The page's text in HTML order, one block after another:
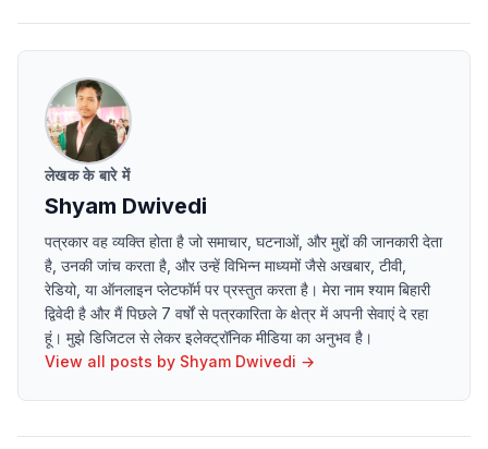
लेखक के बारे में
Shyam Dwivedi
पत्रकार वह व्यक्ति होता है जो समाचार, घटनाओं, और मुद्दों की जानकारी देता
है, उनकी जांच करता है, और उन्हें विभिन्न माध्यमों जैसे अखबार, टीवी,
रेडियो, या ऑनलाइन प्लेटफॉर्म पर प्रस्तुत करता है। मेरा नाम श्याम बिहारी
द्विवेदी है और मैं पिछले 7 वर्षों से पत्रकारिता के क्षेत्र में अपनी सेवाएं दे रहा
हूं। मुझे डिजिटल से लेकर इलेक्ट्रॉनिक मीडिया का अनुभव है।
View all posts by Shyam Dwivedi →